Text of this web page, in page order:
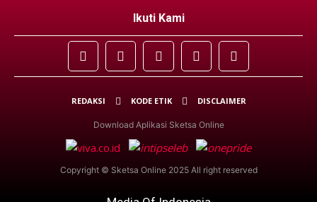
Ikuti Kami
REDAKSI KODE ETIK DISCLAIMER
Download Aplikasi Sketsa Online
Copyright © Sketsa Online 2025 All right reserved